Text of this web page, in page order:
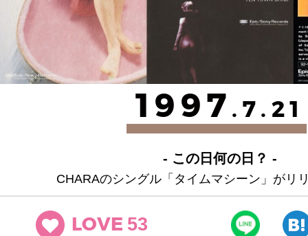
1997 .7.21
- この日何の日？ -
CHARAのシングル「タイムマシーン」がリ
LOVE 53